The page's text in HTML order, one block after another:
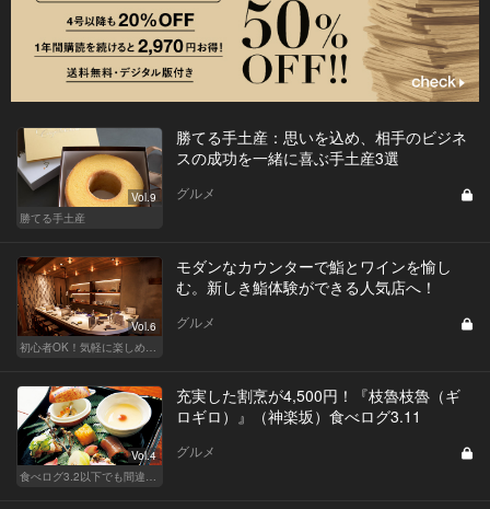
Vol.9
勝てる手土産
勝てる手土産：思いを込め、相手のビジネ
スの成功を一緒に喜ぶ手土産3選
グルメ
Vol.6
初心者OK！気軽に楽しめる鮨の人気店
モダンなカウンターで鮨とワインを愉し
む。新しき鮨体験ができる人気店へ！
グルメ
Vol.4
食べログ3.2以下でも間違いなく名店！
充実した割烹が4,500円！『枝魯枝魯（ギ
ロギロ）』（神楽坂）食べログ3.11
グルメ